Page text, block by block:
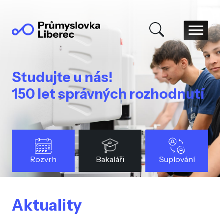
Studujte u nás!
150 let správných rozhodnutí
Rozvrh Bakaláři Suplování
Aktuality